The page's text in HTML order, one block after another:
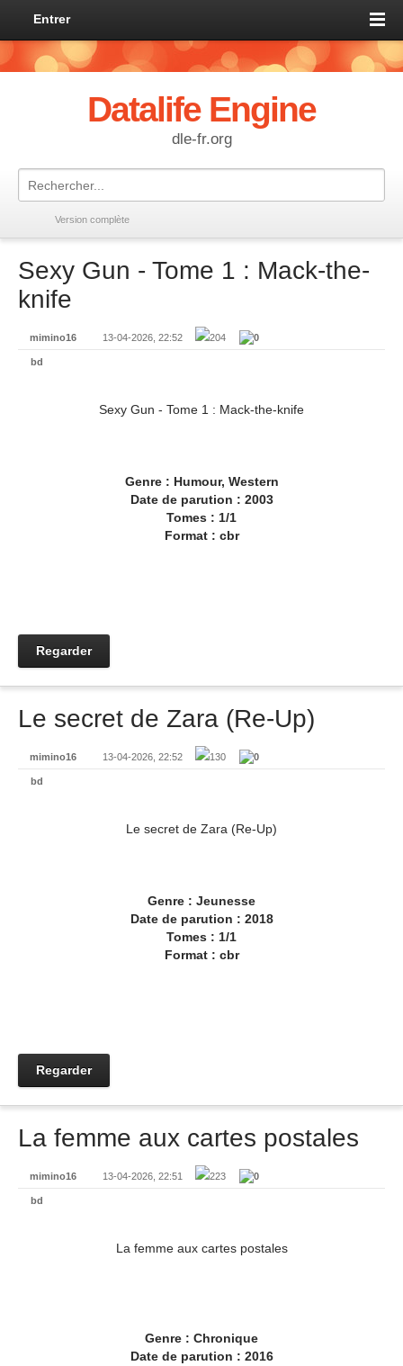
Entrer
Datalife Engine
dle-fr.org
Version complète
Sexy Gun - Tome 1 : Mack-the-
knife
mimino16 13-04-2026, 22:52 204 0
bd
Sexy Gun - Tome 1 : Mack-the-knife
Genre : Humour, Western
Date de parution : 2003
Tomes : 1/1
Format : cbr
Regarder
Le secret de Zara (Re-Up)
mimino16 13-04-2026, 22:52 130 0
bd
Le secret de Zara (Re-Up)
Genre : Jeunesse
Date de parution : 2018
Tomes : 1/1
Format : cbr
Regarder
La femme aux cartes postales
mimino16 13-04-2026, 22:51 223 0
bd
La femme aux cartes postales
Genre : Chronique
Date de parution : 2016